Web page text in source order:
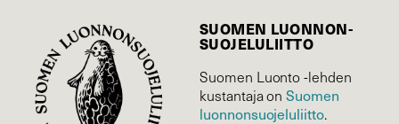
SUOMEN LUONNON­
SUOJELU­LIITTO
Suomen Luonto -lehden
kustantaja onSuomen
luonnonsuojelu­liitto.